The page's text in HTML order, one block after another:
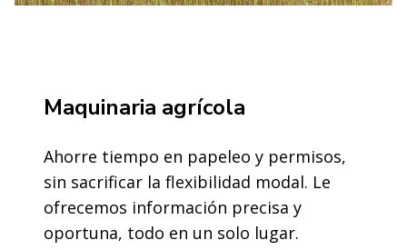
Maquinaria agrícola
Ahorre tiempo en papeleo y permisos,
sin sacrificar la flexibilidad modal. Le
ofrecemos información precisa y
oportuna, todo en un solo lugar.